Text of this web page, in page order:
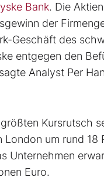
Bank. Die
der
Geschäft des
entgegen den
Analyst Per
Kursrutsch
um rund 18
Unternehmen
Euro.